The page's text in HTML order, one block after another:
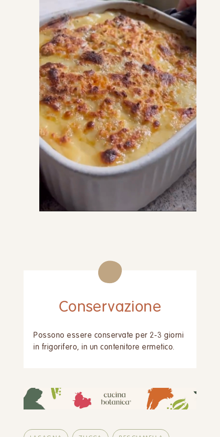
Conservazione
Possono essere conservate per 2-3 giorni
in frigorifero, in un contenitore ermetico.